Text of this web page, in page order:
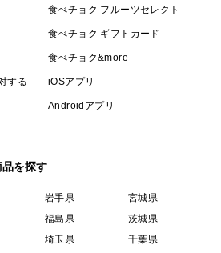
する
食べチョク フルーツセレクト
食べチョク ギフトカード
食べチョク&more
iOSアプリ
Androidアプリ
を探す
岩手県
宮城県
福島県
茨城県
埼玉県
千葉県